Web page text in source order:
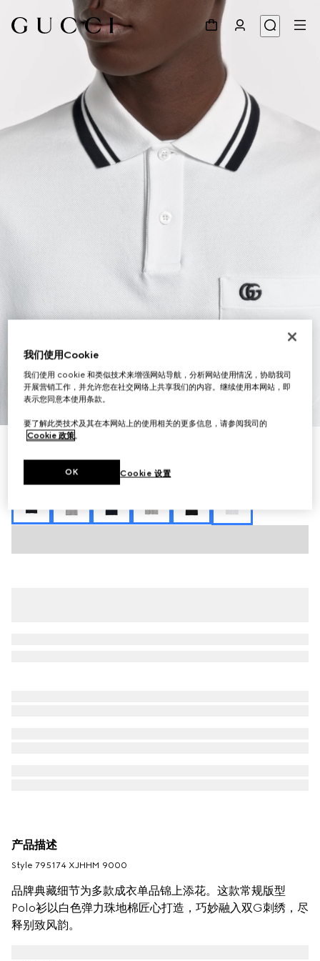
/7
€ 580
产品描述
Style ‎795174 XJHHM 9000
品牌典藏细节为多款成衣单品锦上添花。这款常规版型
Polo衫以白色弹力珠地棉匠心打造，巧妙融入双G刺绣，尽
释别致风韵。
我们使用Cookie
我们使用 cookie 和类似技术来增强网站导航，分析网站使用情况，协助我司
开展营销工作，并允许您在社交网络上共享我们的内容。继续使用本网站，即
表示您同意本使用条款。
要了解此类技术及其在本网站上的使用相关的更多信息，请参阅我司的
Cookie 政策。
Cookie 设置
OK